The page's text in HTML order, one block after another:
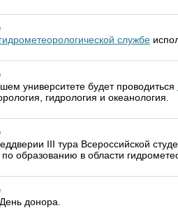
службе
университете будет проводиться
гидрология и океанология.
III тура Всероссийской
образованию в области
донора.